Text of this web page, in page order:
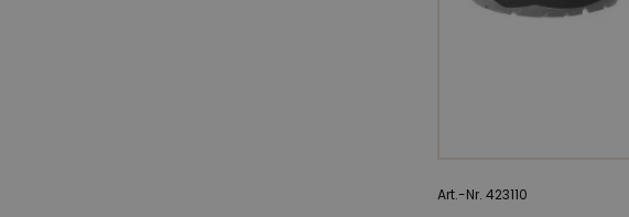
Art.-Nr. 423110